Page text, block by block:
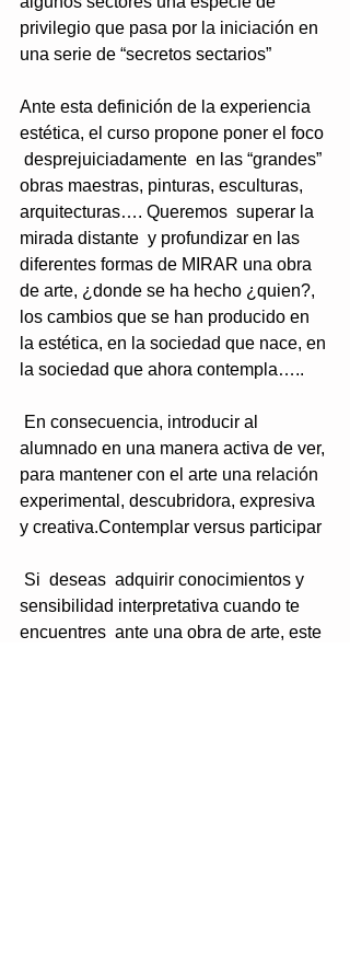
privilegio que pasa por la iniciación en
una serie de “secretos sectarios”
Ante esta definición de la experiencia
estética, el curso propone poner el foco
desprejuiciadamente  en las “grandes”
obras maestras, pinturas, esculturas,
arquitecturas…. Queremos  superar la
mirada distante  y profundizar en las
diferentes formas de MIRAR una obra
de arte, ¿donde se ha hecho ¿quien?,
los cambios que se han producido en
la estética, en la sociedad que nace, en
la sociedad que ahora contempla…..
alumnado en una manera activa de ver,
para mantener con el arte una relación
experimental, descubridora, expresiva
y creativa.Contemplar versus participar
sensibilidad interpretativa cuando te
encuentres  ante una obra de arte, este